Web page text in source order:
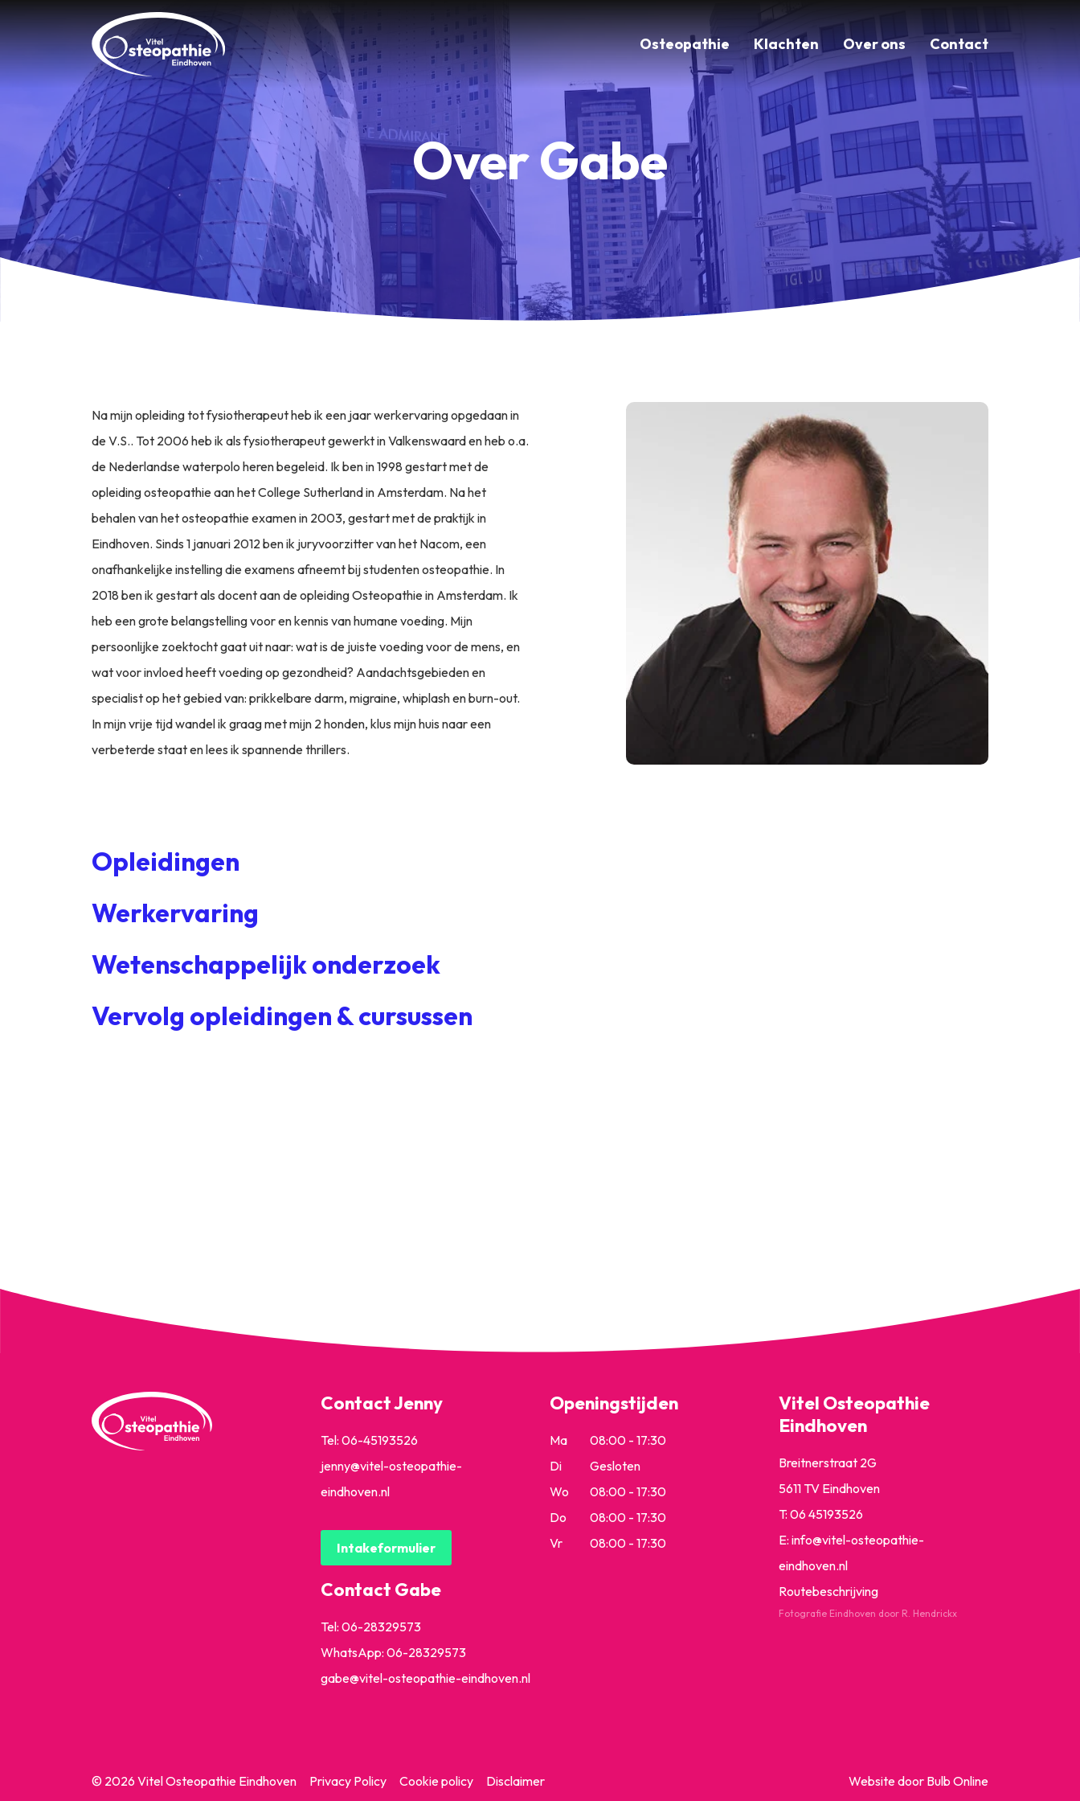
Osteopathie Klachten Over ons Contact
Over Gabe
Na mijn opleiding tot fysiotherapeut heb ik een jaar werkervaring opgedaan in
de V.S.. Tot 2006 heb ik als fysiotherapeut gewerkt in Valkenswaard en heb o.a.
de Nederlandse waterpolo heren begeleid. Ik ben in 1998 gestart met de
opleiding osteopathie aan het College Sutherland in Amsterdam. Na het
behalen van het osteopathie examen in 2003, gestart met de praktijk in
Eindhoven. Sinds 1 januari 2012 ben ik juryvoorzitter van het Nacom, een
onafhankelijke instelling die examens afneemt bij studenten osteopathie. In
2018 ben ik gestart als docent aan de opleiding Osteopathie in Amsterdam. Ik
heb een grote belangstelling voor en kennis van humane voeding. Mijn
persoonlijke zoektocht gaat uit naar: wat is de juiste voeding voor de mens, en
wat voor invloed heeft voeding op gezondheid? Aandachtsgebieden en
specialist op het gebied van: prikkelbare darm, migraine, whiplash en burn-out.
In mijn vrije tijd wandel ik graag met mijn 2 honden, klus mijn huis naar een
verbeterde staat en lees ik spannende thrillers.
Opleidingen
Werkervaring
Wetenschappelijk onderzoek
Vervolg opleidingen & cursussen
Contact Jenny
Tel: 06-45193526
jenny@vitel-osteopathie-
eindhoven.nl
Intakeformulier
Contact Gabe
Tel: 06-28329573
WhatsApp: 06-28329573
gabe@vitel-osteopathie-eindhoven.nl
Openingstijden
Ma
08:00 - 17:30
Di
Gesloten
Wo
08:00 - 17:30
Do
08:00 - 17:30
Vr
08:00 - 17:30
Vitel Osteopathie
Eindhoven
Breitnerstraat 2G
5611 TV Eindhoven
T: 06 45193526
E: info@vitel-osteopathie-
eindhoven.nl
Routebeschrijving
Fotografie Eindhoven door R. Hendrickx
© 2026 Vitel Osteopathie Eindhoven Privacy Policy Cookie policy Disclaimer Website door Bulb Online